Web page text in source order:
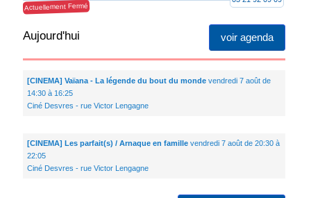
Actuellement Fermé
voir agenda
Aujourd'hui
[CINEMA] Vaïana - La légende du bout du mondevendredi 7 août de
14:30 à 16:25
Ciné Desvres - rue Victor Lengagne
[CINEMA] Les parfait(s) / Arnaque en famillevendredi 7 août de 20:30 à
22:05
Ciné Desvres - rue Victor Lengagne